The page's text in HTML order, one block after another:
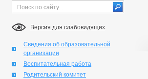
Версия для слабовидящих
Сведения об образовательной
организации
Воспитательная работа
Родительский комитет